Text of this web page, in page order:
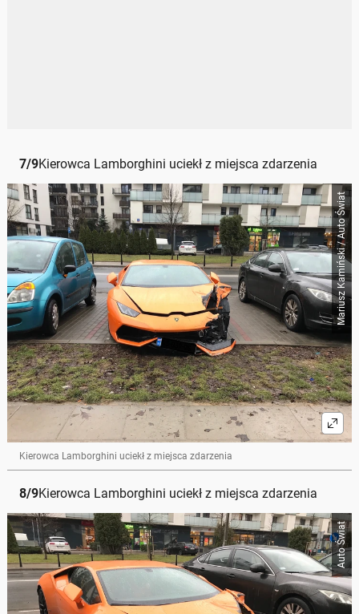
7/9Kierowca Lamborghini uciekł z miejsca zdarzenia
Mariusz Kamiński / Auto Świat
Kierowca Lamborghini uciekł z miejsca zdarzenia
8/9Kierowca Lamborghini uciekł z miejsca zdarzenia
Auto Świat